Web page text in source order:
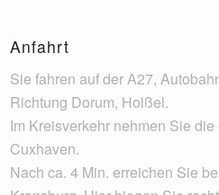
Anfahrt
Sie fahren auf der A27,
Richtung Dorum, Holßel.
Im Kreisverkehr nehmen Sie
Cuxhaven.
Nach ca. 4 Min. erreichen Sie